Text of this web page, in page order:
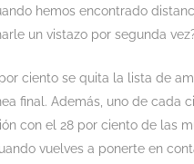
hemos encontrado
un vistazo por segunda
ciento se quita la lista de
final. Además, uno de cada
con el 28 por ciento de las
vuelves a ponerte en